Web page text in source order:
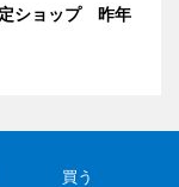
定ショップ 昨年
買う